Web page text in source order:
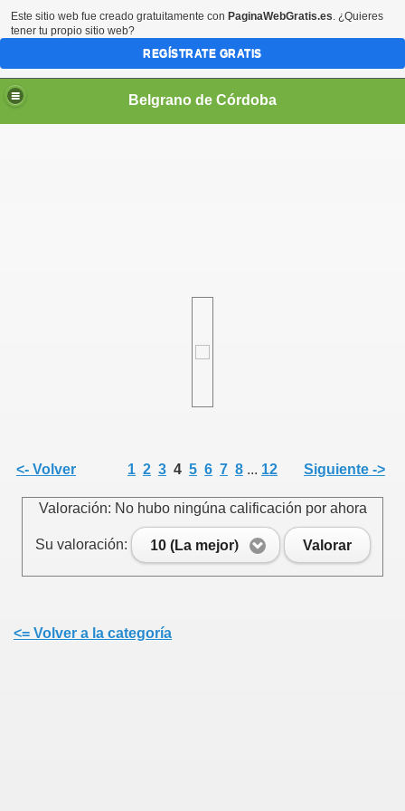
Belgrano de Córdoba
<- Volver 1 2 3 4 5 6 7 8 ... 12 Siguiente ->
Valoración: No hubo ningúna calificación por ahora
Su valoración: 10 (La mejor) Valorar
<= Volver a la categoría
Este sitio web fue creado gratuitamente con PaginaWebGratis.es. ¿Quieres
tener tu propio sitio web?
REGÍSTRATE GRATIS